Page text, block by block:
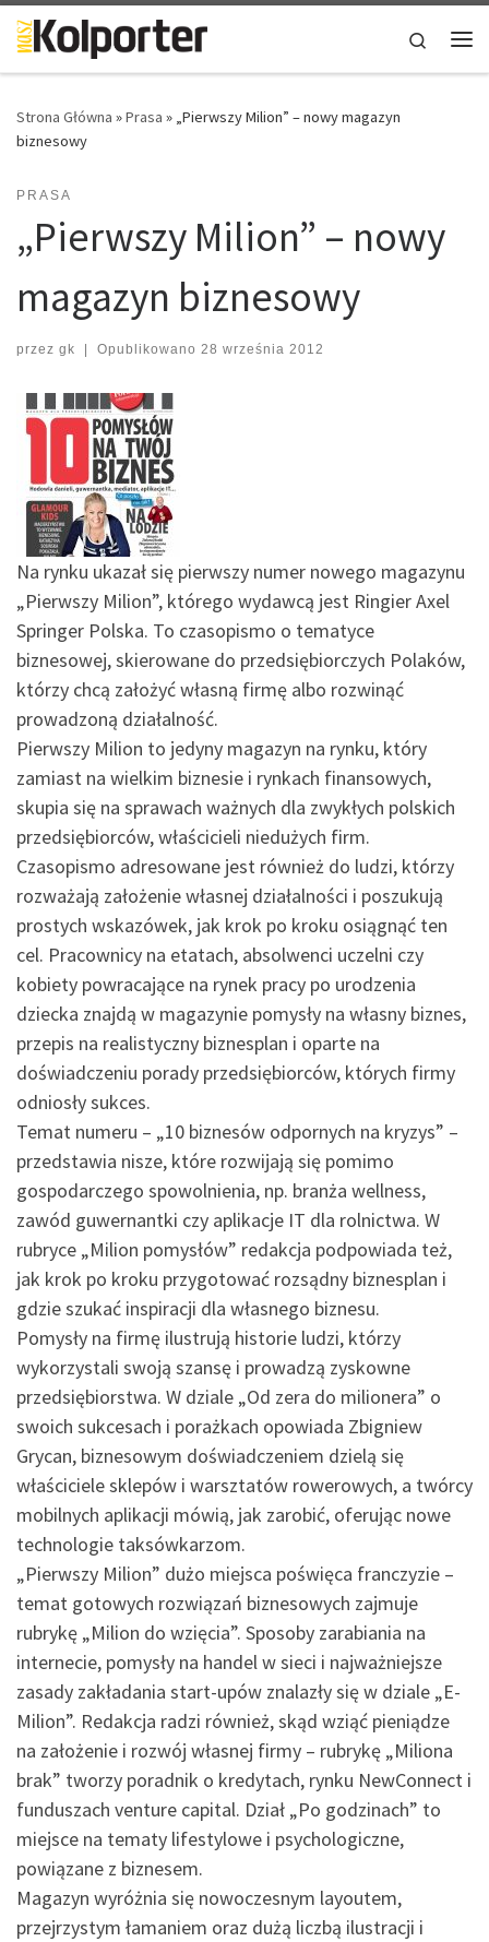
Skip to content
Search
Strona Główna »Prasa » „Pierwszy Milion” – nowy magazyn
biznesowy
PRASA
„Pierwszy Milion” – nowy
magazyn biznesowy
przez gk | Opublikowano 28 września 2012
Na rynku ukazał się pierwszy numer nowego magazynu
„Pierwszy Milion”, którego wydawcą jest Ringier Axel
Springer Polska. To czasopismo o tematyce
biznesowej, skierowane do przedsiębiorczych Polaków,
którzy chcą założyć własną firmę albo rozwinąć
prowadzoną działalność.
Pierwszy Milion to jedyny magazyn na rynku, który
zamiast na wielkim biznesie i rynkach finansowych,
skupia się na sprawach ważnych dla zwykłych polskich
przedsiębiorców, właścicieli niedużych firm.
Czasopismo adresowane jest również do ludzi, którzy
rozważają założenie własnej działalności i poszukują
prostych wskazówek, jak krok po kroku osiągnąć ten
cel. Pracownicy na etatach, absolwenci uczelni czy
kobiety powracające na rynek pracy po urodzenia
dziecka znajdą w magazynie pomysły na własny biznes,
przepis na realistyczny biznesplan i oparte na
doświadczeniu porady przedsiębiorców, których firmy
odniosły sukces.
Temat numeru – „10 biznesów odpornych na kryzys” –
przedstawia nisze, które rozwijają się pomimo
gospodarczego spowolnienia, np. branża wellness,
zawód guwernantki czy aplikacje IT dla rolnictwa. W
rubryce „Milion pomysłów” redakcja podpowiada też,
jak krok po kroku przygotować rozsądny biznesplan i
gdzie szukać inspiracji dla własnego biznesu.
Pomysły na firmę ilustrują historie ludzi, którzy
wykorzystali swoją szansę i prowadzą zyskowne
przedsiębiorstwa. W dziale „Od zera do milionera” o
swoich sukcesach i porażkach opowiada Zbigniew
Grycan, biznesowym doświadczeniem dzielą się
właściciele sklepów i warsztatów rowerowych, a twórcy
mobilnych aplikacji mówią, jak zarobić, oferując nowe
technologie taksówkarzom.
„Pierwszy Milion” dużo miejsca poświęca franczyzie –
temat gotowych rozwiązań biznesowych zajmuje
rubrykę „Milion do wzięcia”. Sposoby zarabiania na
internecie, pomysły na handel w sieci i najważniejsze
zasady zakładania start-upów znalazły się w dziale „E-
Milion”. Redakcja radzi również, skąd wziąć pieniądze
na założenie i rozwój własnej firmy – rubrykę „Miliona
brak” tworzy poradnik o kredytach, rynku NewConnect i
funduszach venture capital. Dział „Po godzinach” to
miejsce na tematy lifestylowe i psychologiczne,
powiązane z biznesem.
Magazyn wyróżnia się nowoczesnym layoutem,
przejrzystym łamaniem oraz dużą liczbą ilustracji i